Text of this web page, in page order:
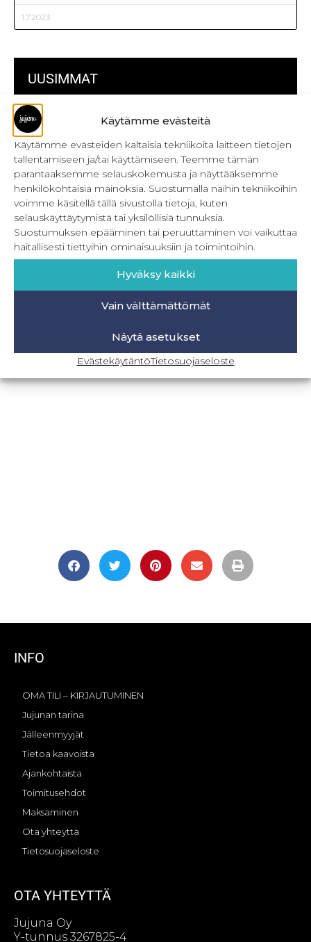
Käytämme evästeitä
Käytämme evästeiden kaltaisia tekniikoita laitteen tietojen
tallentamiseen ja/tai käyttämiseen. Teemme tämän
parantaaksemme selauskokemusta ja näyttääksemme
henkilökohtaisia mainoksia. Suostumalla näihin tekniikoihin
voimme käsitellä tällä sivustolla tietoja, kuten
selauskäyttäytymistä tai yksilöllisiä tunnuksia.
Suostumuksen epääminen tai peruuttaminen voi vaikuttaa
haitallisesti tiettyihin ominaisuuksiin ja toimintoihin.
Hyväksy kaikki
Vain välttämättömät
Näytä asetukset
EvästekäytäntöTietosuojaseloste
UUSIMMAT
Kulmikas pussukka kaava Särmä
Bokserikuminauhan ompelu
Metrivetoketjun käyttö
Metrivetoketjun lukon pujottaminen
Onnistu joustavien vaatteiden ompelussa
Laakasauman ompelu saumurilla
Jujunan ompelubingo heinä-joulukuulle
Retkeilyhousujen materiaalit ja tarvikkeet
BLOGI-SIVULLE
1.7.2023
INFO
OMA TILI – KIRJAUTUMINEN
Jujunan tarina
Jälleenmyyjät
Tietoa kaavoista
Ajankohtaista
Toimitusehdot
Maksaminen
Ota yhteyttä
Tietosuojaseloste
OTA YHTEYTTÄ
Jujuna Oy
Y-tunnus 3267825-4